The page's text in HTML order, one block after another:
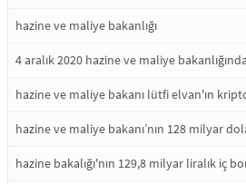
hazine ve maliye bakanlığı
4 aralık 2020 hazine ve maliye
hazine ve maliye bakanı lütfi elvan'ın
hazine ve maliye bakanı’nın 128 milyar
hazine bakalığı'nın 129,8 milyar liralık iç